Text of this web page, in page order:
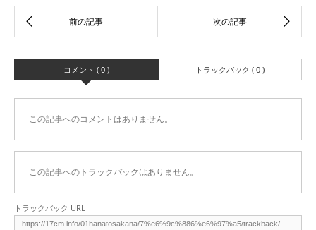
コメント ( 0 ) トラックバック ( 0 )
この記事へのコメントはありません。
この記事へのトラックバックはありません。
トラックバック URL